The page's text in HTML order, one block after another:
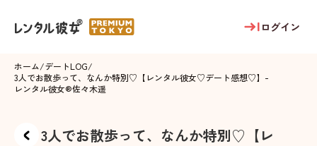
ログイン
ホーム/デートLOG/
3人でお散歩って、なんか特別♡【レンタル彼女♡デート感想♡】 -
レンタル彼女®佐々木遥
3人でお散歩って、なんか特別♡【レ